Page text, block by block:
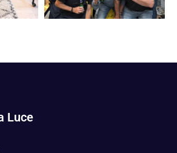
Luce